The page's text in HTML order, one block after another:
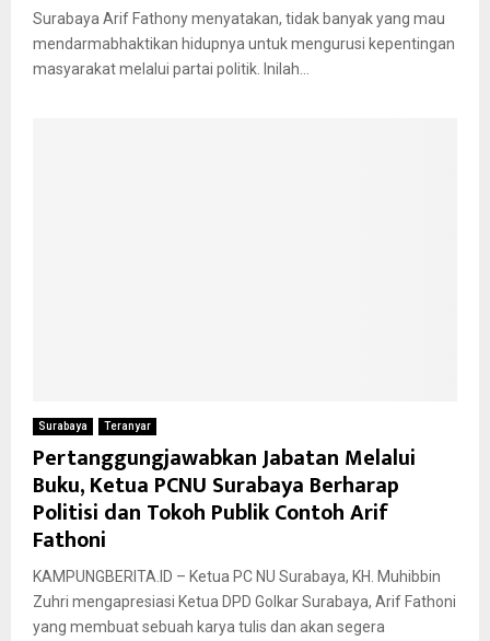
Surabaya Arif Fathony menyatakan, tidak banyak yang mau
mendarmabhaktikan hidupnya untuk mengurusi kepentingan
masyarakat melalui partai politik. Inilah...
Surabaya Teranyar
Pertanggungjawabkan Jabatan Melalui
Buku, Ketua PCNU Surabaya Berharap
Politisi dan Tokoh Publik Contoh Arif
Fathoni
KAMPUNGBERITA.ID – Ketua PC NU Surabaya, KH. Muhibbin
Zuhri mengapresiasi Ketua DPD Golkar Surabaya, Arif Fathoni
yang membuat sebuah karya tulis dan akan segera